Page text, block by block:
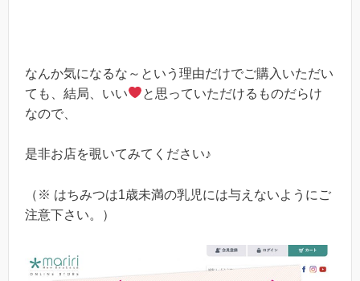
なんか気になるな～という理由だけでご購入いただい
ても、結局、いい
と思っていただけるものだらけ
なので、
是非お店を覗いてみてください♪
（※ はちみつは1歳未満の乳児には与えないようにご
注意下さい。）